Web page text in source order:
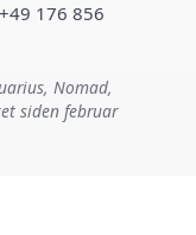
176 856
Nomad,
siden februar